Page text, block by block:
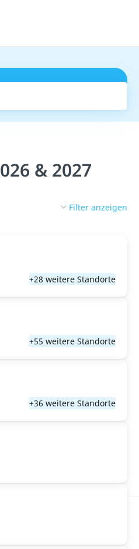
& 2027
Filter anzeigen
+28 weitere Standorte
+55 weitere Standorte
+36 weitere Standorte